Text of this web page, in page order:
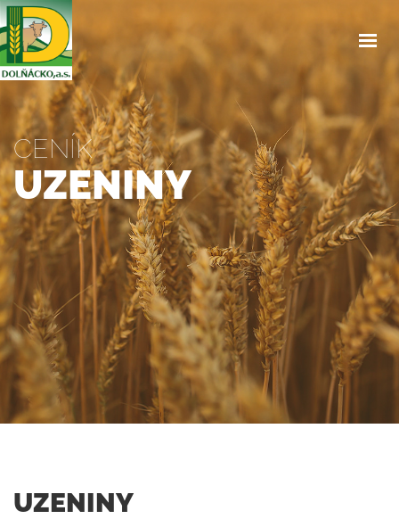
ÚVOD
O NÁS
SLUŽBY
PRODEJNA
CENÍK
NAŠE HOVĚZÍ
OBJEDNÁVKA OBĚDŮ
OSTATNÍ
KONTAKTY
CENÍK
UZENINY
UZENINY